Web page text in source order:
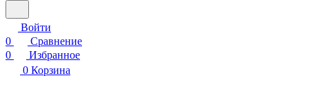
Войти
0
Сравнение
0
Избранное
0 Корзина